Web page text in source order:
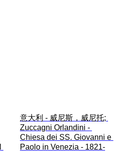
意大利 - 威尼斯，威尼托;
Zuccagni Orlandini -
Chiesa dei SS. Giovanni e
Paolo in Venezia - 1821-